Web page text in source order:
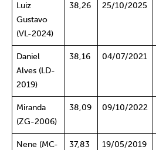
Luiz
Gustavo
(VL-2024)
38,26 25/10/2025
Daniel
Alves (LD-
2019)
38,16 04/07/2021
Miranda
(ZG-2006)
38,09 09/10/2022
Nene (MC-
37,83 19/05/2019